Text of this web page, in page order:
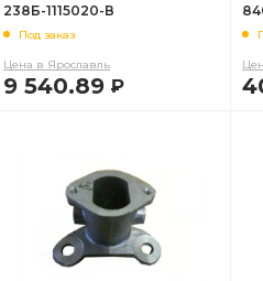
238Б-1115020-В
Под заказ
Цена в Ярославль
9 540.89 Р